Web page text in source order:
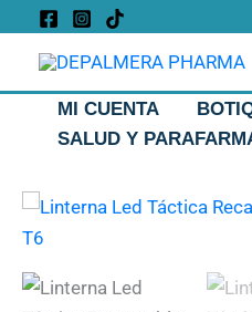
contenido
MI CUENTA
SALUD Y